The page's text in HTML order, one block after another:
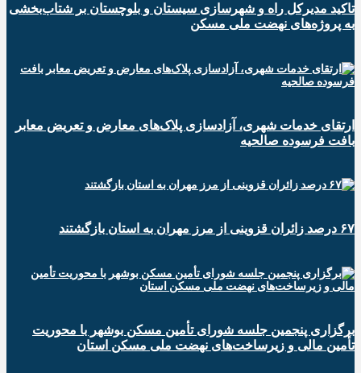
تاکید مدیرکل راه و شهرسازی سیستان و بلوچستان بر شتاب‌بخشی
به پروژه‌های نهضت ملی مسکن
ارتقای خدمات شهری، آزادسازی پلاک‌های معارض و تعریض معابر
بافت فرسوده صالحیه
۶۷ درصد زائران قزوینی از مرز مهران به استان بازگشتند
برگزاری پنجمین جلسه شورای تأمین مسکن بوشهر با محوریت
تأمین مالی و زیرساخت‌های نهضت ملی مسکن استان